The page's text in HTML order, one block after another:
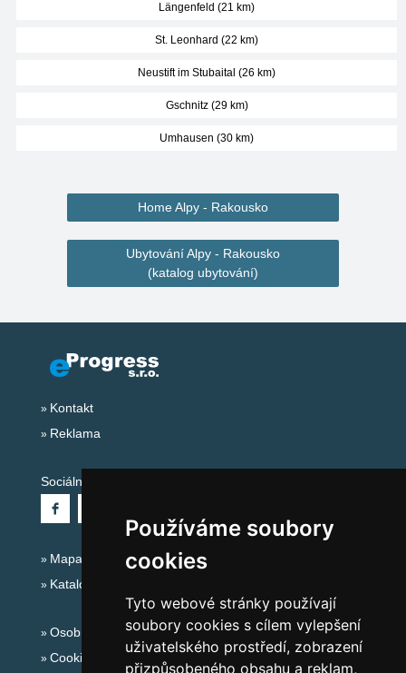
Používáme soubory
cookies
Tyto webové stránky používají
soubory cookies s cílem vylepšení
uživatelského prostředí, zobrazení
přizpůsobeného obsahu a reklam,
Längenfeld (21 km)
St. Leonhard (22 km)
Neustift im Stubaital (26 km)
Gschnitz (29 km)
Umhausen (30 km)
Home Alpy - Rakousko
Ubytování Alpy - Rakousko
(katalog ubytování)
Kontakt
Reklama
Sociální sítě:
Mapa serveru Alpy - Rakousko
Katalog ubytování
Osobní údaje
Cookies